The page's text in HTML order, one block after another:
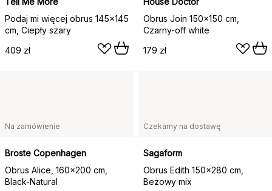
Podaj mi więcej obrus 145x145
cm, Ciepły szary
409 zł
Obrus Join 150x150 cm,
Czarny-off white
179 zł
Na zamówienie
Broste Copenhagen
Obrus Alice, 160x200 cm,
Black-Natural
Czekamy na dostawę
Sagaform
Obrus Edith 150x280 cm,
Beżowy mix